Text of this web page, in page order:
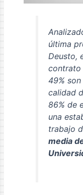
última
Deusto,
contrato
49%
calidad
86% de
una
trabajo
media